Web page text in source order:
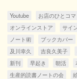
Youtube お店のひとコマ
オンラインストア
サイ
ノート術
ブックカバー
及川幸久
吉良久美子
新刊
早起き 朝活
生産的読書ノートの会